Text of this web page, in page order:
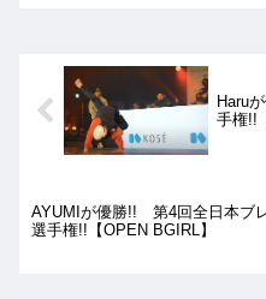
Haru
手権!!
AYUMIが優勝!! 第4回全日本ブ
選手権!!【OPEN BGIRL】